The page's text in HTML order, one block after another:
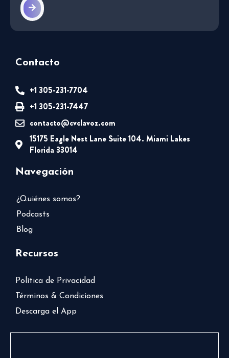
Contacto
+1 305-231-7704
+1 305-231-7447
contacto@cvclavoz.com
15175 Eagle Nest Lane Suite 104. Miami Lakes
Florida 33014
Navegación
¿Quiénes somos?
Podcasts
Blog
Recursos
Política de Privacidad
Términos & Condiciones
Descarga el App